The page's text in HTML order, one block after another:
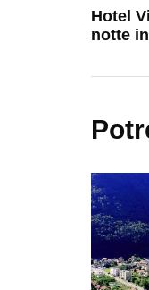
Hotel
notte